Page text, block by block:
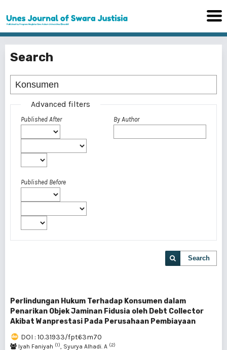
Search
Advanced filters
Published After
Published Before
By Author
Search
Perlindungan Hukum Terhadap Konsumen dalam
Penarikan Objek Jaminan Fidusia oleh Debt Collector
Akibat Wanprestasi Pada Perusahaan Pembiayaan
DOI : 10.31933/fpt63m70
Iyah Faniyah (1), Syurya Alhadi. A (2)